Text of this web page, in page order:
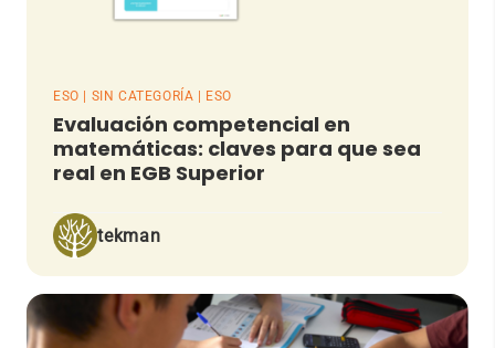
ESO | SIN CATEGORÍA | ESO
Evaluación competencial en
matemáticas: claves para que sea
real en EGB Superior
tekman